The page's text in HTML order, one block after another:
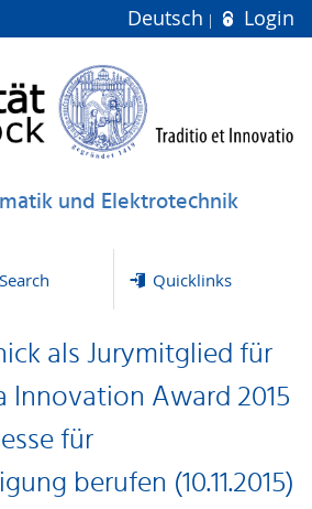
Deutsch Login
und Elektrotechnik
Search Quicklinks
als Jurymitglied für
Innovation Award 2015
für
berufen (10.11.2015)